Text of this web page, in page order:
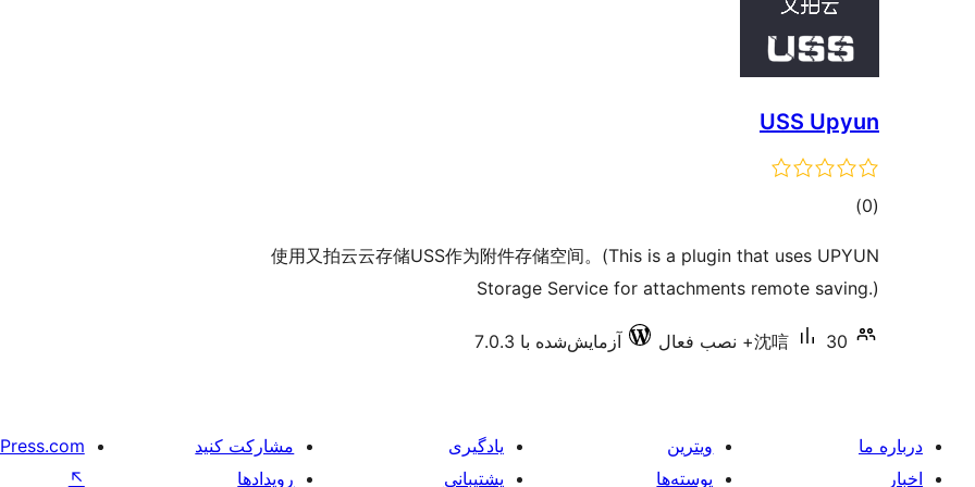
USS Upyun
(0 مجموع)
使用又拍云云存储USS作为附件存储空间。(This is a plugin that uses UPYUN
Storage Service for attachments remote saving.)
沈唁 30+ نصب فعال آزمایش‌شده با 7.0.3
درباره ما
اخبار
ویترین
پوسته‌ها
یادگیری
پشتیبانی
مشارکت کنید
رویدادها
↖